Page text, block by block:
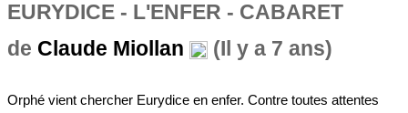
EURYDICE - L'ENFER - CABARET
de Claude Miollan (Il y a 7 ans)
Orphé vient chercher Eurydice en enfer. Contre toutes attentes